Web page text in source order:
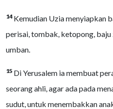
14 Kemudian Uzia menyiapkan
perisai, tombak, ketopong,
umban.
15 Di Yerusalem ia membuat
seorang ahli, agar ada pada
sudut, untuk menembakkan